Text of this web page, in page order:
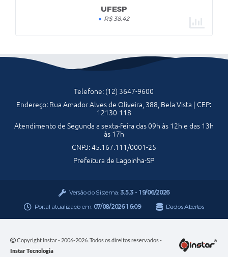
UFESP
R$ 38,42
Telefone: (12) 3647-9600
Endereço: Rua Amador Alves de Oliveira, 388, Bela Vista | CEP:
12130-118
Atendimento de Segunda a sexta-feira das 09h às 12h e das 13h
às 17h
CNPJ: 45.167.111/0001-25
Prefeitura de Lagoinha-SP
Versão do Sistema:3.5.3 - 19/06/2026
Portal atualizado em: 07/08/2026 16:09 Dados Abertos
Copyright Instar - 2006-2026. Todos os direitos reservados -
Instar Tecnologia